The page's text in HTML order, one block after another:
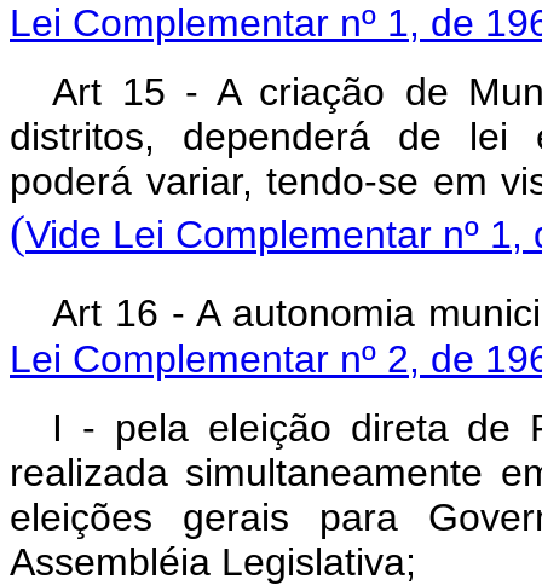
Lei Complementar nº 1, de
Art 15 - A criação de
distritos, dependerá de lei
poderá variar, tendo-se
(Vide Lei Complementar nº 1,
Art 16 - A autonomia
Lei Complementar nº 2, de
I - pela eleição direta de
realizada simultaneamente
eleições gerais para
Assembléia Legislativa;